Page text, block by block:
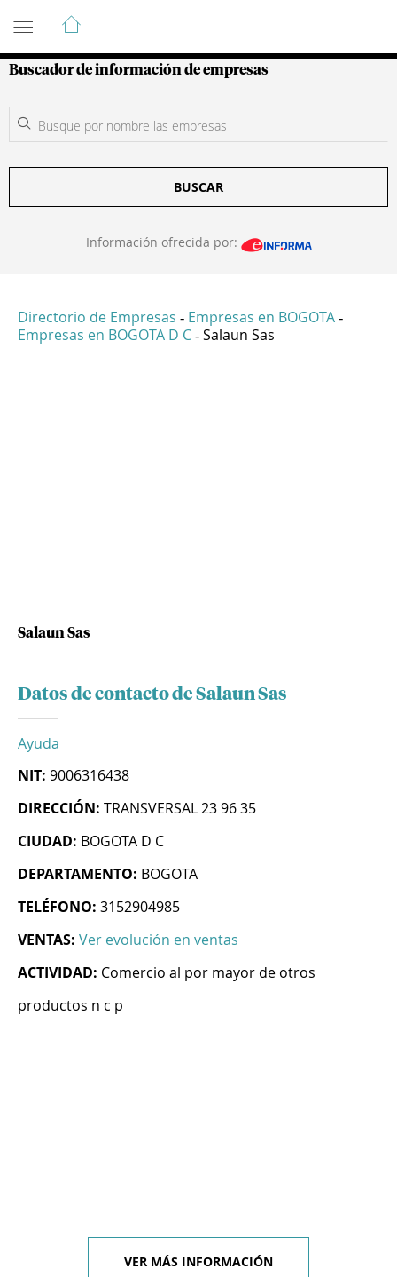
Guía de Empresas Colombianas
Buscador de información de empresas
BUSCAR
Información ofrecida por:
Directorio de Empresas - Empresas en BOGOTA -
Empresas en BOGOTA D C - Salaun Sas
Salaun Sas
Datos de contacto de Salaun Sas
Ayuda
NIT: 9006316438
DIRECCIÓN: TRANSVERSAL 23 96 35
CIUDAD: BOGOTA D C
DEPARTAMENTO: BOGOTA
TELÉFONO: 3152904985
VENTAS: Ver evolución en ventas
ACTIVIDAD: Comercio al por mayor de otros
productos n c p
VER MÁS INFORMACIÓN